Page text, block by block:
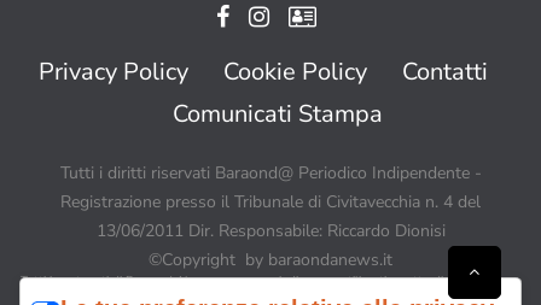
Privacy Policy Cookie Policy
Contatti
Comunicati Stampa
Tutti i diritti riservati Baraond@ Periodico Indipendente -
Registrazione presso il Tribunale di Civitavecchia n. 4 del
13/06/2011 Dir. Responsabile: Riccardo Dionisi
©Copyright by baraondanews.it
Tutti i contenuti di BaraondaNews possono quindi essere utilizzati a patto di citare sempre
Baraondanews.it come fonte ed inserire un link o un collegamento visibile a